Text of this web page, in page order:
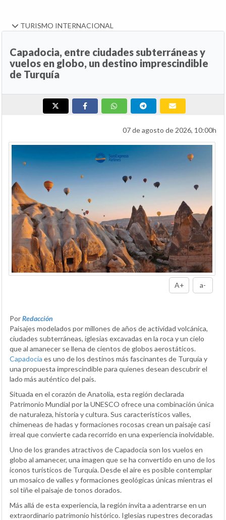
TURISMO INTERNACIONAL
Capadocia, entre ciudades subterráneas y
vuelos en globo, un destino imprescindible
de Turquía
07 de agosto de 2026, 10:00h
A+ a-
PorRedacción
Paisajes modelados por millones de años de actividad volcánica,
ciudades subterráneas, iglesias excavadas en la roca y un cielo
que al amanecer se llena de cientos de globos aerostáticos.
Capadocia es uno de los destinos más fascinantes de Turquía y
una propuesta imprescindible para quienes desean descubrir el
lado más auténtico del país.
Situada en el corazón de Anatolia, esta región declarada
Patrimonio Mundial por la UNESCO ofrece una combinación única
de naturaleza, historia y cultura. Sus característicos valles,
chimeneas de hadas y formaciones rocosas crean un paisaje casi
irreal que convierte cada recorrido en una experiencia inolvidable.
Uno de los grandes atractivos de Capadocia son los vuelos en
globo al amanecer, una imagen que se ha convertido en uno de los
iconos turísticos de Turquía. Desde el aire es posible contemplar
un mosaico de valles y formaciones geológicas únicas mientras el
sol tiñe el paisaje de tonos dorados.
Más allá de esta experiencia, la región invita a adentrarse en un
extraordinario patrimonio histórico. Iglesias rupestres decoradas